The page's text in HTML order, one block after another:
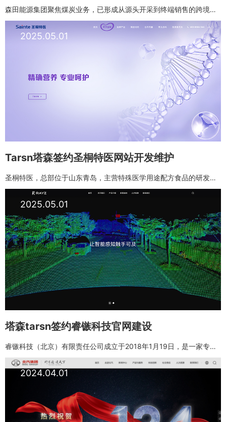
森田能源集团聚焦煤炭业务，已形成从源头开采到终端销售的跨境贸易闭环，正逐步联通中蒙俄能源走廊。公司通过整合蒙古国大型矿山资源，打通了我国北方边境能源大动脉。
2025.05.01
Tarsn塔森签约圣桐特医网站开发维护
圣桐特医，总部位于山东青岛，主营特殊医学用途配方食品的研发、生产、销售及售后全系列服务。公司前身为圣元国际特医事业部，2007年推出优博早产及无乳糖配方。
2025.05.01
塔森tarsn签约睿镞科技官网建设
睿镞科技（北京）有限责任公司成立于2018年1月19日，是一家专注于激光雷达、自动驾驶、机器人及人工智能领域的高科技企业。公司自主研发激光雷达4C标准（性能卓越、简洁紧凑、成本可控、质量可靠）
2024.04.01